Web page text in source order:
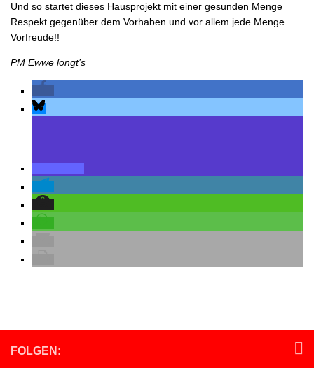
Und so startet dieses Hausprojekt mit einer gesunden Menge
Respekt gegenüber dem Vorhaben und vor allem jede Menge
Vorfreude!!
PM Ewwe longt’s
FOLGEN: